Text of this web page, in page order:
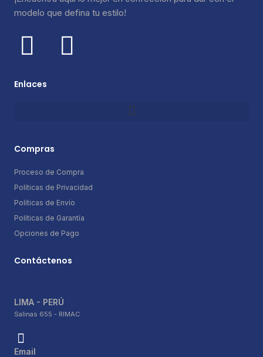
modelo que defina tu estilo!
Enlaces
Compras
Proceso de Compra
Políticas de Privacidad
Políticas de Envío
Políticas de Garantía
Opciones de Pago
Contáctenos
LIMA - PERÚ
Salinas 655 - RIMAC
Email